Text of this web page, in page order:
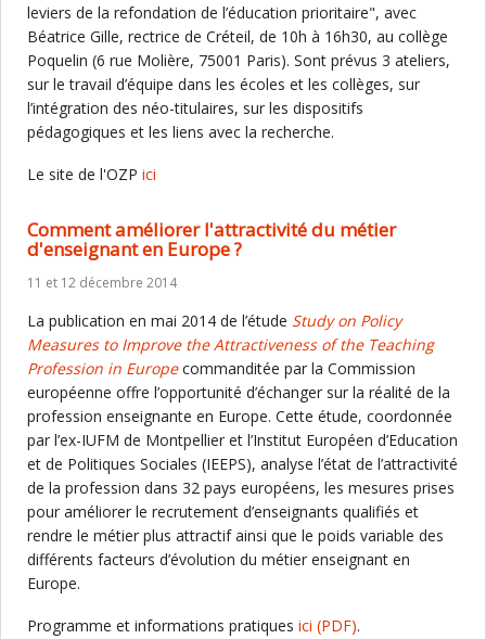
leviers de la refondation de l’éducation prioritaire", avec
Béatrice Gille, rectrice de Créteil, de 10h à 16h30, au collège
Poquelin (6 rue Molière, 75001 Paris). Sont prévus 3 ateliers,
sur le travail d’équipe dans les écoles et les collèges, sur
l’intégration des néo-titulaires, sur les dispositifs
pédagogiques et les liens avec la recherche.
Le site de l'OZP ici
Comment améliorer l'attractivité du métier
d'enseignant en Europe ?
11 et 12 décembre 2014
La publication en mai 2014 de l’étude Study on Policy
Measures to Improve the Attractiveness of the Teaching
Profession in Europecommanditée par la Commission
européenne offre l’opportunité d’échanger sur la réalité de la
profession enseignante en Europe. Cette étude, coordonnée
par l’ex-IUFM de Montpellier et l’Institut Européen d’Education
et de Politiques Sociales (IEEPS), analyse l’état de l’attractivité
de la profession dans 32 pays européens, les mesures prises
pour améliorer le recrutement d’enseignants qualifiés et
rendre le métier plus attractif ainsi que le poids variable des
différents facteurs d’évolution du métier enseignant en
Europe.
Programme et informations pratiques ici (PDF).